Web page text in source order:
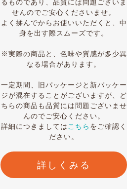
るものであり、品質には問題ございま
せんのでご安心くださいませ。
よく揉んでからお使いいただくと、中
身を出す際スムーズです。
※実際の商品と、色味や質感が多少異
なる場合があります。
一定期間、旧パッケージと新パッケー
ジが混在することがございますが、ど
ちらの商品も品質には問題ございませ
んのでご安心ください。
詳細につきましては こちら をご確認く
ださい。
詳しくみる